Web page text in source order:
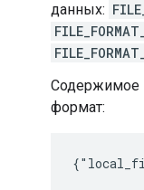
данных:
Содержимое
формат: